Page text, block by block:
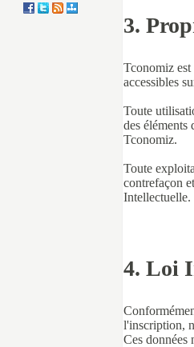
3.
Tconomiz est
accessibles
Toute
des éléments
Tconomiz.
Toute
contrefaçon
Intellectuelle.
4. Loi
l'inscription,
Ces données